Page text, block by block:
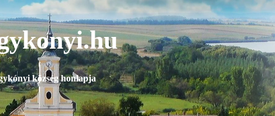
község honlapja